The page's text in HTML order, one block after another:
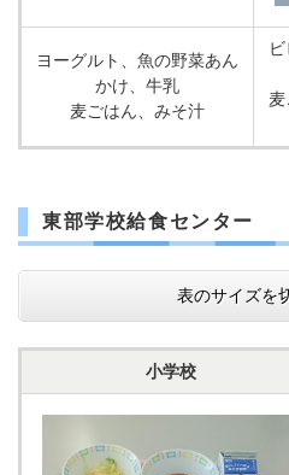
ヨーグルト、魚の野菜あん
かけ、牛乳
麦ごはん、みそ汁
東部学校給食センター
表のサイズを
小学校